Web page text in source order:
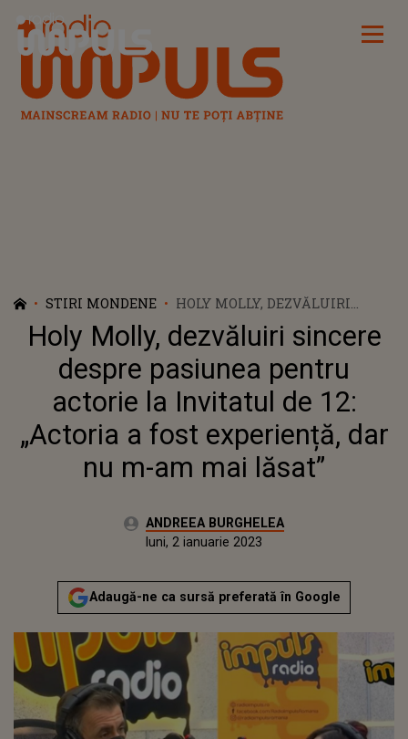
Radio Impuls
STIRI MONDENE
HOLY MOLLY, DEZVĂLUIRI
SINCERE DESPRE PASIUNEA
PENTRU ACTORIE LA
INVITATUL DE 12: „ACTORIA A
FOST EXPERIENȚĂ, DAR NU M-
AM MAI LĂSAT”
Holy Molly, dezvăluiri sincere
despre pasiunea pentru
actorie la Invitatul de 12:
„Actoria a fost experiență, dar
nu m-am mai lăsat”
Autor:ANDREEA BURGHELEA
Actualizat:
luni, 2 ianuarie 2023
Adaugă-ne ca sursă preferată în Google